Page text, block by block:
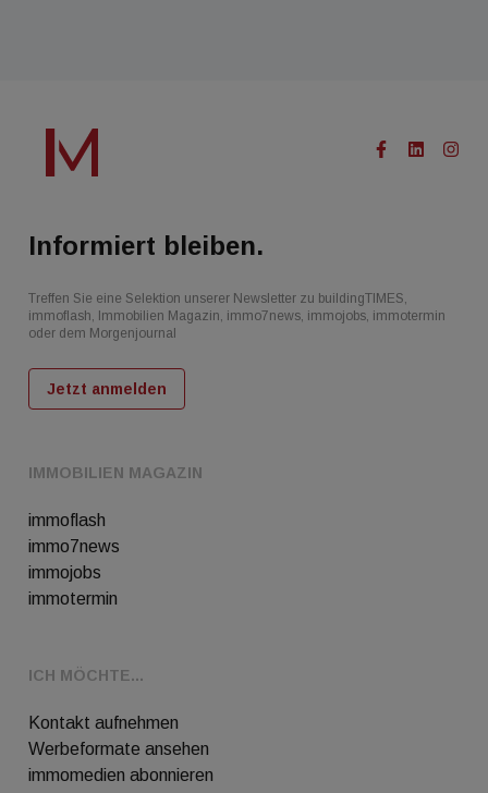
IMMOBILIEN MAGAZIN
immoflash
immo7news
immojobs
immotermin
ICH MÖCHTE...
Kontakt aufnehmen
Werbeformate ansehen
immomedien abonnieren
Informiert bleiben.
Treffen Sie eine Selektion unserer Newsletter zu buildingTIMES,
immoflash, Immobilien Magazin, immo7news, immojobs, immotermin
oder dem Morgenjournal
Jetzt anmelden